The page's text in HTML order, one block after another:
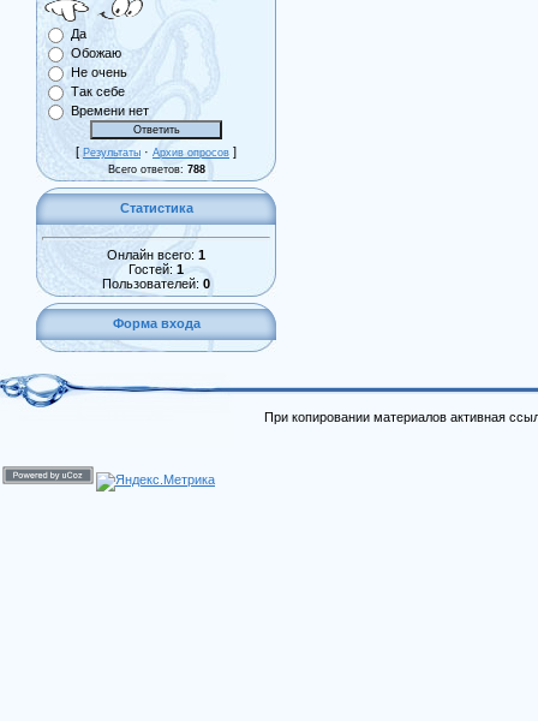
Да
Обожаю
Не очень
Так себе
Времени нет
[ Результаты · Архив опросов ]
Всего ответов: 788
Статистика
Онлайн всего: 1
Гостей: 1
Пользователей: 0
Форма входа
При копировании материалов активная